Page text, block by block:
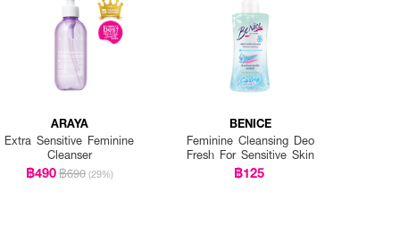
ARAYA
Extra Sensitive Feminine
Cleanser
฿490฿690 (29%)
BENICE
Feminine Cleansing Deo
Fresh For Sensitive Skin
฿125